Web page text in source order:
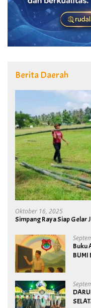
Berita Daerah
Oktober 16, 2025
Simpang Raya Siap Gelar
Buku
BUMI